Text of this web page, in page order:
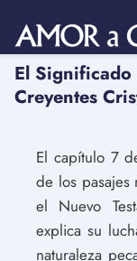
El Significado
Creyentes
El capítulo 7
de los pasajes
el Nuevo
explica su
naturaleza